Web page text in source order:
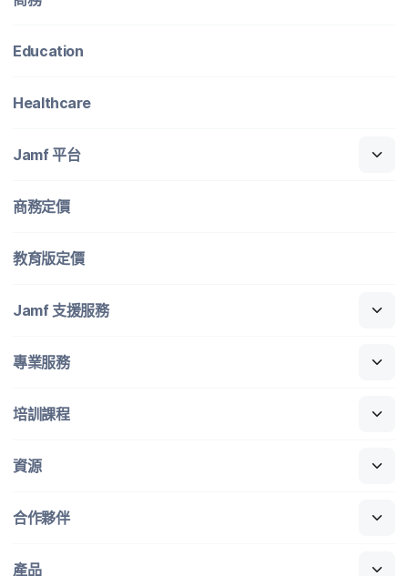
Education
Healthcare
Jamf平​台
商務定​價
教育版定​價
Jamf 支援​服務
專業​服務
培訓​課程
資源
合作​夥伴
產品